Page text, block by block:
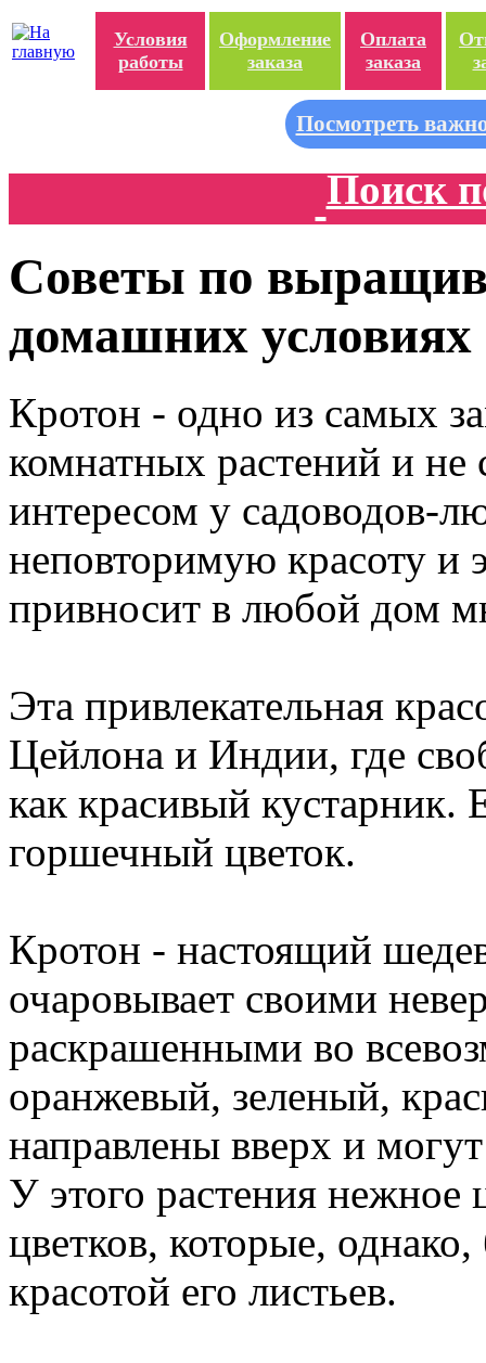
Условия
работы
Оформление
заказа
Оплата
заказа
Посмотреть
Поиск
Советы по
домашних условиях
Кротон - одно из самых
комнатных растений и не
интересом у садоводов-
неповторимую красоту и
привносит в любой дом
Эта привлекательная
Цейлона и Индии, где
как красивый
горшечный цветок.
Кротон - настоящий
очаровывает своими
раскрашенными во
оранжевый, зеленый,
направлены вверх и
У этого растения нежное
цветков, которые,
красотой его листьев.